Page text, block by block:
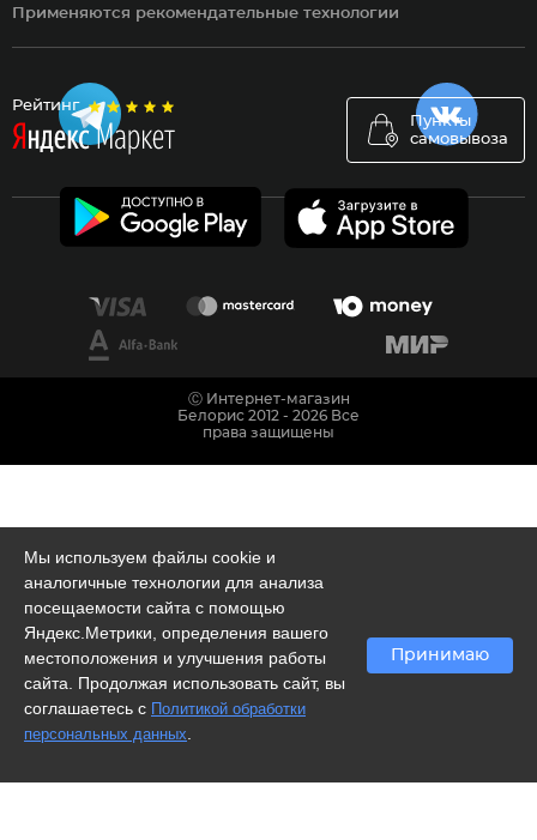
Рейтинг
Пункты
самовывоза
Применяются рекомендательные технологии
Мы используем файлы cookie и
аналогичные технологии для анализа
посещаемости сайта с помощью
Яндекс.Метрики, определения вашего
местоположения и улучшения работы
сайта. Продолжая использовать сайт, вы
соглашаетесь с Политикой обработки
персональных данных
Принимаю
Ⓒ Интернет-магазин
Белорис 2012 - 2026 Все
права защищены